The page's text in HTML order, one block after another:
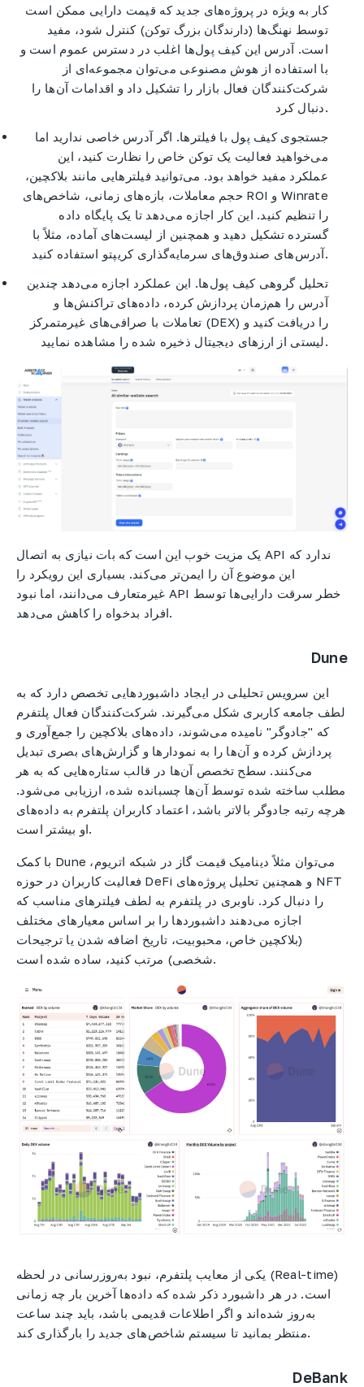
کار به ویژه در پروژه‌های جدید که قیمت دارایی ممکن است
توسط نهنگ‌ها (دارندگان بزرگ توکن) کنترل شود، مفید
است. آدرس این کیف پول‌ها اغلب در دسترس عموم است و
با استفاده از هوش مصنوعی می‌توان مجموعه‌ای از
شرکت‌کنندگان فعال بازار را تشکیل داد و اقدامات آن‌ها را
دنبال کرد.
جستجوی کیف پول با فیلترها. اگر آدرس خاصی ندارید اما
می‌خواهید فعالیت یک توکن خاص را نظارت کنید، این
عملکرد مفید خواهد بود. می‌توانید فیلترهایی مانند بلاکچین،
حجم معاملات، بازه‌های زمانی، شاخص‌های ROI و Winrate
را تنظیم کنید. این کار اجازه می‌دهد تا یک پایگاه داده
گسترده تشکیل دهید و همچنین از لیست‌های آماده، مثلاً با
آدرس‌های صندوق‌های سرمایه‌گذاری کریپتو استفاده کنید.
تحلیل گروهی کیف پول‌ها. این عملکرد اجازه می‌دهد چندین
آدرس را هم‌زمان پردازش کرده، داده‌های تراکنش‌ها و
تعاملات با صرافی‌های غیرمتمرکز (DEX) را دریافت کنید و
لیستی از ارزهای دیجیتال ذخیره شده را مشاهده نمایید.
یک مزیت خوب این است که بات نیازی به اتصال API ندارد که
این موضوع آن را ایمن‌تر می‌کند. بسیاری این رویکرد را
غیرمتعارف می‌دانند، اما نبود API خطر سرقت دارایی‌ها توسط
افراد بدخواه را کاهش می‌دهد.
Dune
این سرویس تحلیلی در ایجاد داشبوردهایی تخصص دارد که به
لطف جامعه کاربری شکل می‌گیرند. شرکت‌کنندگان فعال پلتفرم
که "جادوگر" نامیده می‌شوند، داده‌های بلاکچین را جمع‌آوری و
پردازش کرده و آن‌ها را به نمودارها و گزارش‌های بصری تبدیل
می‌کنند. سطح تخصص آن‌ها در قالب ستاره‌هایی که به هر
مطلب ساخته شده توسط آن‌ها چسبانده شده، ارزیابی می‌شود.
هرچه رتبه جادوگر بالاتر باشد، اعتماد کاربران پلتفرم به داده‌های
او بیشتر است.
با کمک Dune می‌توان مثلاً دینامیک قیمت گاز در شبکه اتریوم،
فعالیت کاربران در حوزه DeFi و همچنین تحلیل پروژه‌های NFT
را دنبال کرد. ناوبری در پلتفرم به لطف فیلترهای مناسب که
اجازه می‌دهند داشبوردها را بر اساس معیارهای مختلف
(بلاکچین خاص، محبوبیت، تاریخ اضافه شدن یا ترجیحات
شخصی) مرتب کنید، ساده شده است.
یکی از معایب پلتفرم، نبود به‌روزرسانی در لحظه (Real-time)
است. در هر داشبورد ذکر شده که داده‌ها آخرین بار چه زمانی
به‌روز شده‌اند و اگر اطلاعات قدیمی باشد، باید چند ساعت
منتظر بمانید تا سیستم شاخص‌های جدید را بارگذاری کند.
DeBank